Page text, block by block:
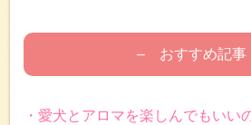
– おすすめ記
・愛犬とアロマを楽しんでもいい